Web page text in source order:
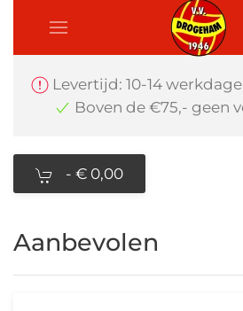
Levertijd: 10-14
Boven de €75,- geen
- € 0,00
Aanbevolen